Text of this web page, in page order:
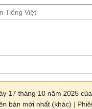
17 tháng 10 năm 2025 của
bản mới nhất (khác) |